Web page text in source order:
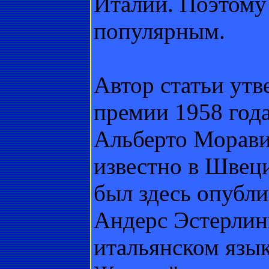
популярным.
Автор статьи
премии 1958
Альберто
известно в
был здесь
Андерс
итальянском